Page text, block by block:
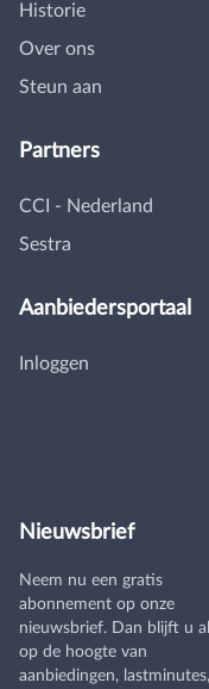
Historie
Over ons
Steun aan
Partners
CCI - Nederland
Sestra
Aanbiedersportaal
Inloggen
Nieuwsbrief
Neem nu een gratis
abonnement op onze
nieuwsbrief. Dan blijft u
op de hoogte van
aanbiedingen, lastminutes,